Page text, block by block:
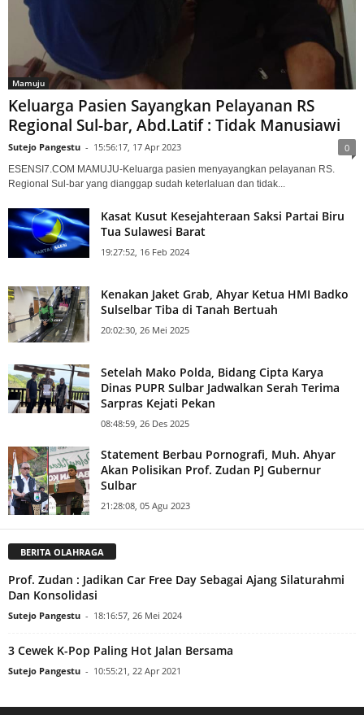
Mamuju
Keluarga Pasien Sayangkan Pelayanan RS
Regional Sul-bar, Abd.Latif : Tidak Manusiawi
Sutejo Pangestu - 15:56:17, 17 Apr 2023 0
ESENSI7.COM MAMUJU-Keluarga pasien menyayangkan pelayanan RS.
Regional Sul-bar yang dianggap sudah keterlaluan dan tidak...
Kasat Kusut Kesejahteraan Saksi Partai Biru
Tua Sulawesi Barat
19:27:52, 16 Feb 2024
Kenakan Jaket Grab, Ahyar Ketua HMI Badko
Sulselbar Tiba di Tanah Bertuah
20:02:30, 26 Mei 2025
Setelah Mako Polda, Bidang Cipta Karya
Dinas PUPR Sulbar Jadwalkan Serah Terima
Sarpras Kejati Pekan
08:48:59, 26 Des 2025
Statement Berbau Pornografi, Muh. Ahyar
Akan Polisikan Prof. Zudan PJ Gubernur
Sulbar
21:28:08, 05 Agu 2023
BERITA OLAHRAGA
Prof. Zudan : Jadikan Car Free Day Sebagai Ajang Silaturahmi
Dan Konsolidasi
Sutejo Pangestu - 18:16:57, 26 Mei 2024
3 Cewek K-Pop Paling Hot Jalan Bersama
Sutejo Pangestu - 10:55:21, 22 Apr 2021